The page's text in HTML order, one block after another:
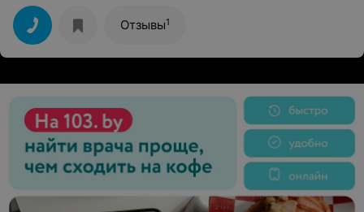
То место, куда хочется вернуться!!! Однозначно
рекомендую!!!
Отзывы1